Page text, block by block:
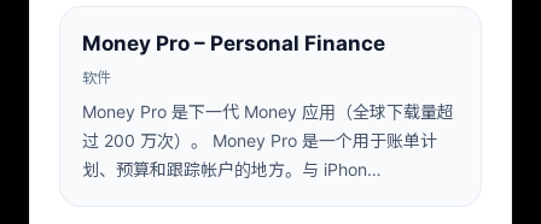
Money Pro – Personal Finance
软件
Money Pro 是下一代 Money 应用（全球下载量超
过 200 万次）。 Money Pro 是一个用于账单计
划、预算和跟踪帐户的地方。与 iPhon…